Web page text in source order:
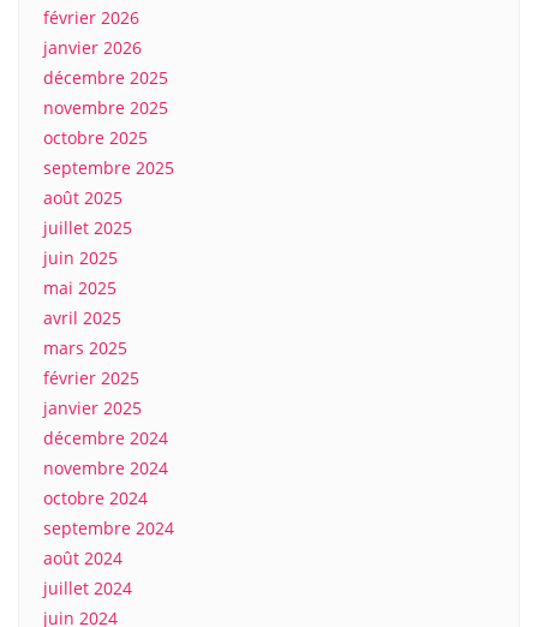
février 2026
janvier 2026
décembre 2025
novembre 2025
octobre 2025
septembre 2025
août 2025
juillet 2025
juin 2025
mai 2025
avril 2025
mars 2025
février 2025
janvier 2025
décembre 2024
novembre 2024
octobre 2024
septembre 2024
août 2024
juillet 2024
juin 2024